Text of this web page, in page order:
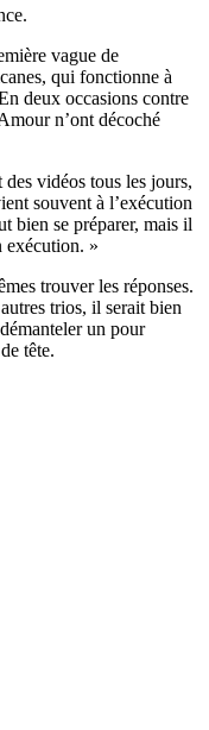
vague de
qui fonctionne à
deux occasions contre
n’ont décoché
vidéos tous les jours,
souvent à l’exécution
bien se préparer, mais il
exécution. »
trouver les réponses.
trios, il serait bien
un pour
tête.